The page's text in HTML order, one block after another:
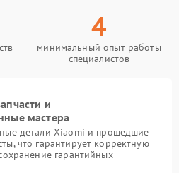
4
минимальный опыт работы
специалистов
и
мастера
детали Xiaomi и прошедшие
что гарантирует корректную
гарантийных